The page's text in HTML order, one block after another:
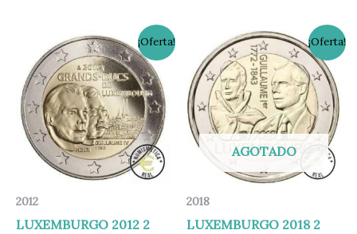
¡Oferta!
2012
LUXEMBURGO 2012 2
precio
original
era:
6,95 €.
El
precio
actual
es:
5,50 €.
¡Oferta!
AGOTADO
2018
LUXEMBURGO 2018 2
El
precio
original
era:
5,95 €.
El
precio
actual
es:
4,95 €.